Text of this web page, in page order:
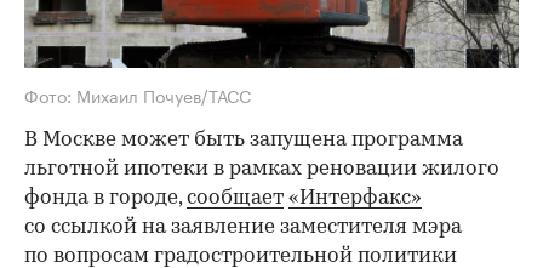
Фото: Михаил Почуев/ТАСС
В Москве может быть запущена программа
льготной ипотеки в рамках реновации жилого
фонда в городе,сообщает «Интерфакс»
со ссылкой на заявление заместителя мэра
по вопросам градостроительной политики